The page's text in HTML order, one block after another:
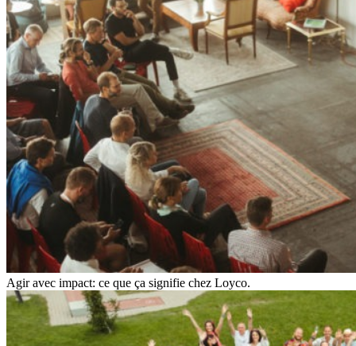
Agir avec impact: ce que ça signifie chez Loyco.